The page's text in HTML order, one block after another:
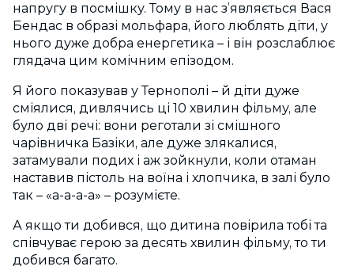
напругу в посмішку. Тому в нас з’являється Вася
Бендас в образі мольфара, його люблять діти, у
нього дуже добра енергетика – і він розслаблює
глядача цим комічним епізодом.
Я його показував у Тернополі – й діти дуже
сміялися, дивлячись ці 10 хвилин фільму, але
було дві речі: вони реготали зі смішного
чарівничка Базіки, але дуже злякалися,
затамували подих і аж зойкнули, коли отаман
наставив пістоль на воїна і хлопчика, в залі було
так – «а-а-а-а» – розумієте.
А якщо ти добився, що дитина повірила тобі та
співчуває герою за десять хвилин фільму, то ти
добився багато.